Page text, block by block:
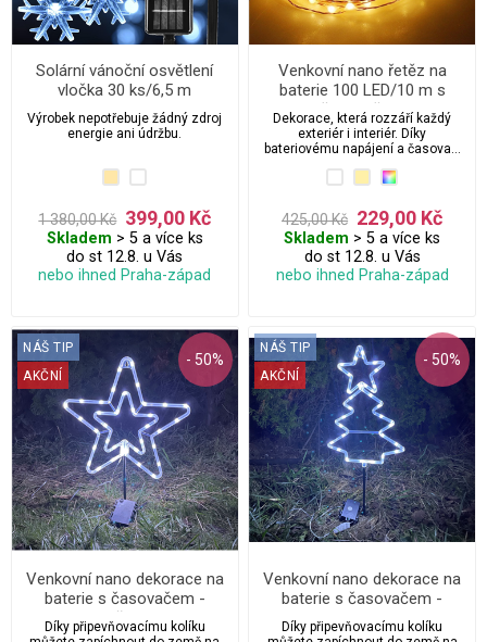
Solární vánoční osvětlení
vločka 30 ks/6,5 m
Výrobek nepotřebuje žádný zdroj
energie ani údržbu.
1 380,00 Kč 399,00 Kč
Skladem > 5 a více ks
do st 12.8. u Vás
nebo ihned Praha-západ
Venkovní nano řetěz na
baterie 100 LED/10 m s
časovačem
Dekorace, která rozzáří každý
exteriér i interiér. Díky
bateriovému napájení a časovači
nezávislé.
425,00 Kč 229,00 Kč
Skladem > 5 a více ks
do st 12.8. u Vás
nebo ihned Praha-západ
- 50%
NÁŠ TIP
AKČNÍ
Venkovní nano dekorace na
baterie s časovačem -
hvězda
Díky připevňovacímu kolíku
- 50%
NÁŠ TIP
AKČNÍ
Venkovní nano dekorace na
baterie s časovačem -
strom
Díky připevňovacímu kolíku